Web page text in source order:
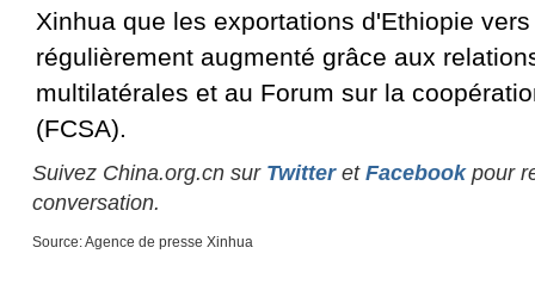
Xinhua que les exportations d'Ethiopie
régulièrement augmenté grâce aux
multilatérales et au Forum sur la
(FCSA).
Suivez China.org.cn sur Twitteret Facebookpour
conversation.
Source: Agence de presse Xinhua